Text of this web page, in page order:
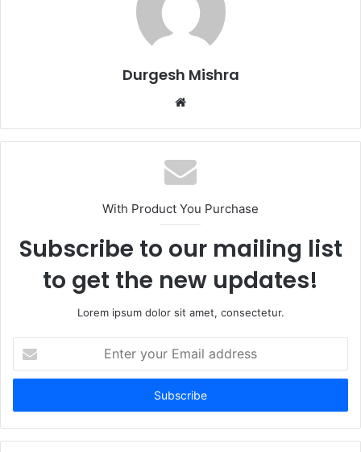
Durgesh Mishra
Website
With Product You Purchase
Subscribe to our mailing list
to get the new updates!
Lorem ipsum dolor sit amet, consectetur.
your
Email